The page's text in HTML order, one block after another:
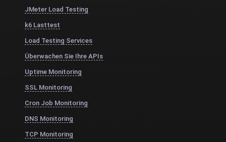
JMeter Load Testing
k6 Lasttest
Load Testing Services
Überwachen Sie Ihre APIs
Uptime Monitoring
SSL Monitoring
Cron Job Monitoring
DNS Monitoring
TCP Monitoring